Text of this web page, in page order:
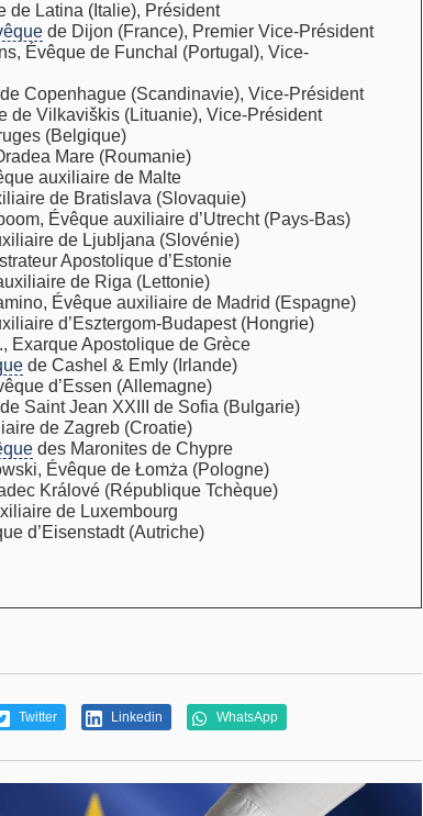
de Latina (Italie), Président
de Dijon (France), Premier Vice-Président
Évêque de Funchal (Portugal), Vice-
Copenhague (Scandinavie), Vice-Président
de Vilkaviškis (Lituanie), Vice-Président
(Belgique)
Mare (Roumanie)
auxiliaire de Malte
de Bratislava (Slovaquie)
Évêque auxiliaire d’Utrecht (Pays-Bas)
de Ljubljana (Slovénie)
Apostolique d’Estonie
de Riga (Lettonie)
Évêque auxiliaire de Madrid (Espagne)
d’Esztergom-Budapest (Hongrie)
Exarque Apostolique de Grèce
de Cashel & Emly (Irlande)
d’Essen (Allemagne)
Saint Jean XXIII de Sofia (Bulgarie)
de Zagreb (Croatie)
des Maronites de Chypre
Évêque de Łomża (Pologne)
Králové (République Tchèque)
de Luxembourg
d’Eisenstadt (Autriche)
Twitter Linkedin WhatsApp